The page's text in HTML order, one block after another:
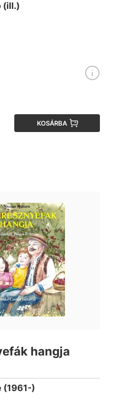
(ill.)
KOSÁRBA
hangja
(1961-)